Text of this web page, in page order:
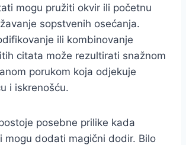
mogu pružiti okvir ili početnu
sopstvenih osećanja.
ili kombinovanje
citata može rezultirati snažnom
porukom koja odjekuje
i iskrenošću.
posebne prilike kada
mogu dodati magični dodir. Bilo